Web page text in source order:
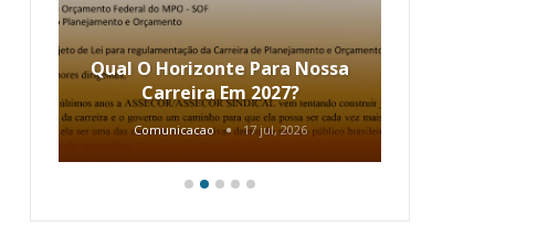
Qual O Horizonte Para Nossa
Carreira Em 2027?
Comunicacao 17 jul, 2026